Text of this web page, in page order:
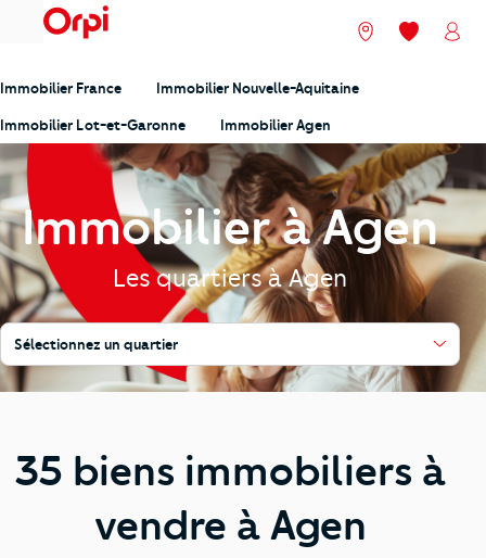
menu Nos agences
Mes
Immobilier France Immobilier Nouvelle-Aquitaine
Immobilier Lot-et-Garonne Immobilier Agen
Immobilier à Agen
Les quartiers à Agen
Sélectionnez un quartier
35 biens immobiliers à
vendre à Agen